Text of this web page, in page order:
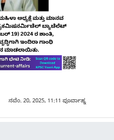
ನವೆಂ. 20, 2025, 11:11 ಪೂರ್ವಾಹ್ನ